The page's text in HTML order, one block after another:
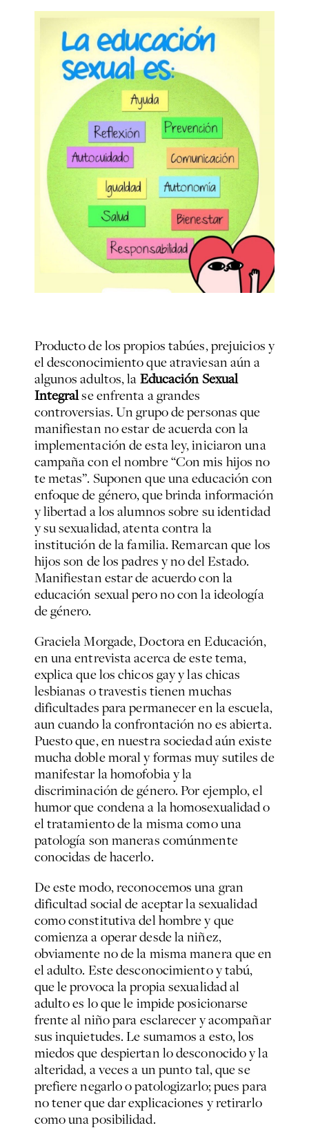
Producto de los propios tabúes, prejuicios y
el desconocimiento que atraviesan aún a
algunos adultos, laEducación Sexual
Integralse enfrenta a grandes
controversias. Un grupo de personas que
manifiestan no estar de acuerda con la
implementación de esta ley, iniciaron una
campaña con el nombre “Con mis hijos no
te metas”. Suponen que una educación con
enfoque de género, que brinda información
y libertad a los alumnos sobre su identidad
y su sexualidad, atenta contra la
institución de la familia. Remarcan que los
hijos son de los padres y no del Estado.
Manifiestan estar de acuerdo con la
educación sexual pero no con la ideología
de género.
Graciela Morgade, Doctora en Educación,
en una entrevista acerca de este tema,
explica que los chicos gay y las chicas
lesbianas o travestis tienen muchas
dificultades para permanecer en la escuela,
aun cuando la confrontación no es abierta.
Puesto que, en nuestra sociedad aún existe
mucha doble moral y formas muy sutiles de
manifestar la homofobia y la
discriminación de género. Por ejemplo, el
humor que condena a la homosexualidad o
el tratamiento de la misma como una
patología son maneras comúnmente
conocidas de hacerlo.
De este modo, reconocemos una gran
dificultad social de aceptar la sexualidad
como constitutiva del hombre y que
comienza a operar desde la niñez,
obviamente no de la misma manera que en
el adulto. Este desconocimiento y tabú,
que le provoca la propia sexualidad al
adulto es lo que le impide posicionarse
frente al niño para esclarecer y acompañar
sus inquietudes. Le sumamos a esto, los
miedos que despiertan lo desconocido y la
alteridad, a veces a un punto tal, que se
prefiere negarlo o patologizarlo; pues para
no tener que dar explicaciones y retirarlo
como una posibilidad.